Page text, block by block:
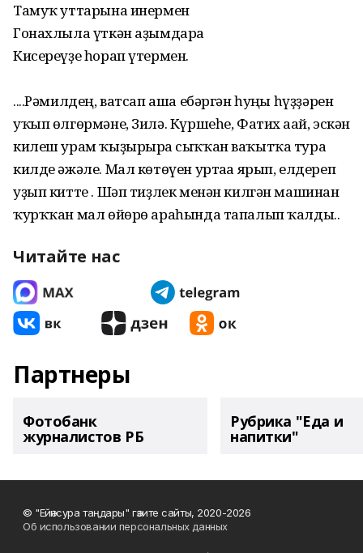
Тамуҡ уттарына инермен
Гонахлыла үткән аҙымдарға
Кисереүҙе һорап үтермен.
....Рәмилдең, ватсап аша ебәргән һуңғы һүҙҙәрен
уҡып өлгөрмәне, Зилә. Күршеһе, Фатих ағай, эскән
килеш урам ҡыҙырырға сыҡҡан ваҡытҡа тура
килде әжәле. Мал көтөүен уртаға ярып, елдереп
уҙып китте . Шәп тиҙлек менән килгән машинан
ҡурҡҡан мал өйөрө араһында тапалып ҡалды..
Читайте нас
Партнеры
Фотобанк
журналистов РБ
Рубрика "Еда и
напитки"
© "Ейәнсура таңдары" гәзите сайты, 2020-2026
Об использовании персональных данных